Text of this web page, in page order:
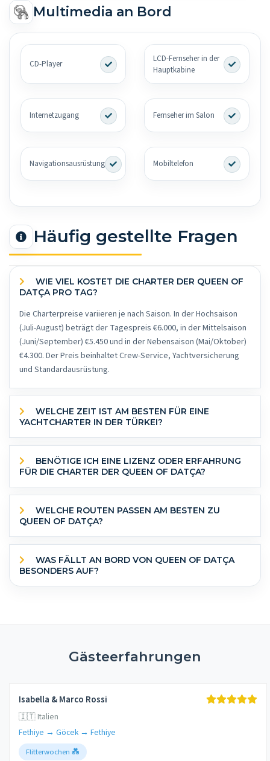
Multimedia an Bord
CD-Player
LCD-Fernseher in der
Hauptkabine
Internetzugang Fernseher im Salon
Navigationsausrüstung Mobiltelefon
Häufig gestellte Fragen
DATÇA PRO TAG?
Die Charterpreise variieren je nach Saison. In der Hochsaison
(Juli-August) beträgt der Tagespreis €6.000, in der Mittelsaison
(Juni/September) €5.450 und in der Nebensaison (Mai/Oktober)
€4.300. Der Preis beinhaltet Crew-Service, Yachtversicherung
und Standardausrüstung.
YACHTCHARTER IN DER TÜRKEI?
FÜR DIE CHARTER DER QUEEN OF DATÇA?
QUEEN OF DATÇA?
BESONDERS AUF?
Gästeerfahrungen
Isabella & Marco Rossi
🇮🇹 Italien
Fethiye → Göcek → Fethiye
Flitterwochen 💑